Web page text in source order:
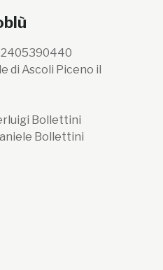
di Ascoli Piceno il
Bollettini
Bollettini